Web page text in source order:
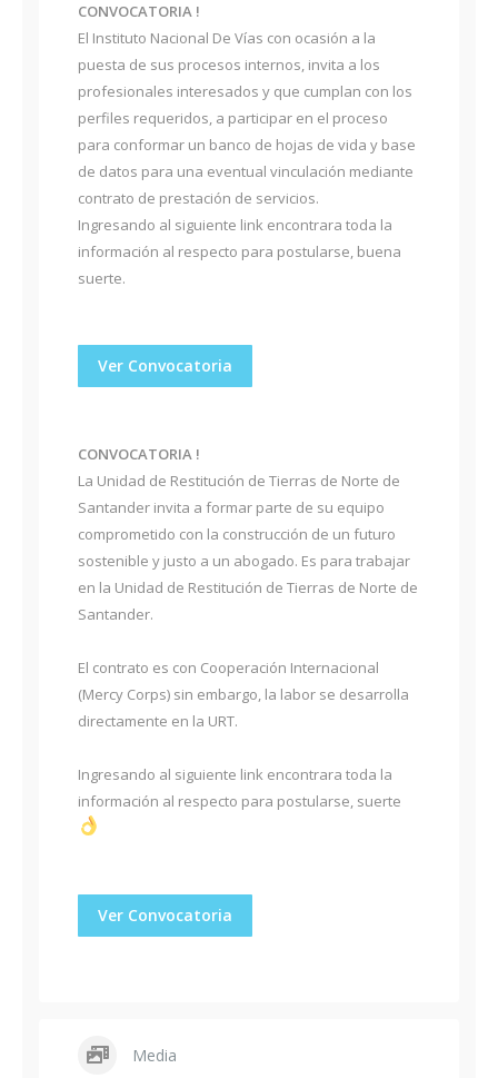
CONVOCATORIA !
El Instituto Nacional De Vías con ocasión a la
puesta de sus procesos internos, invita a los
profesionales interesados y que cumplan con los
perfiles requeridos, a participar en el proceso
para conformar un banco de hojas de vida y base
de datos para una eventual vinculación mediante
contrato de prestación de servicios.
Ingresando al siguiente link encontrara toda la
información al respecto para postularse, buena
suerte.
Ver Convocatoria
CONVOCATORIA !
La Unidad de Restitución de Tierras de Norte de
Santander invita a formar parte de su equipo
comprometido con la construcción de un futuro
sostenible y justo a un abogado. Es para trabajar
en la Unidad de Restitución de Tierras de Norte de
Santander.
El contrato es con Cooperación Internacional
(Mercy Corps) sin embargo, la labor se desarrolla
directamente en la URT.
Ingresando al siguiente link encontrara toda la
información al respecto para postularse, suerte
Ver Convocatoria
Media